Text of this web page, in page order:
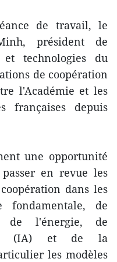
de travail, le
président de
et technologies du
de coopération
l'Académie et les
françaises depuis
une opportunité
en revue les
dans les
fondamentale, de
de l'énergie, de
(IA) et de la
les modèles